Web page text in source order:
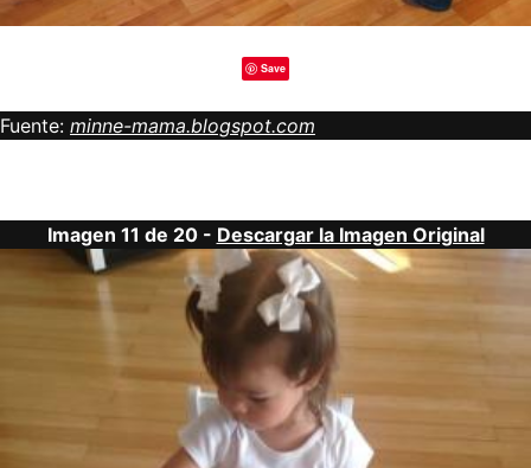
Save
Fuente: minne-mama.blogspot.com
Imagen 11 de 20 - Descargar la Imagen Original